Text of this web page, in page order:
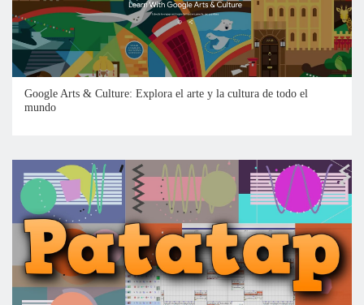
Google Arts & Culture: Explora el arte y la cultura de todo el
mundo